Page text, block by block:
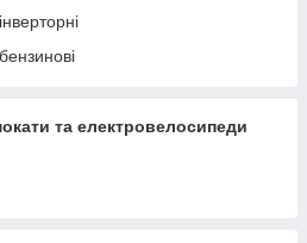
та електровелосипеди